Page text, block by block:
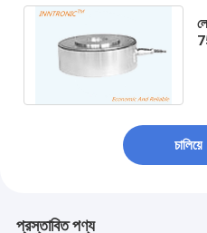
চালিয়ে
প্রস্তাবিত পণ্য